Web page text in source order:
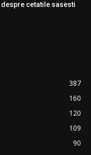
cetatile sasesti
387
160
120
109
90